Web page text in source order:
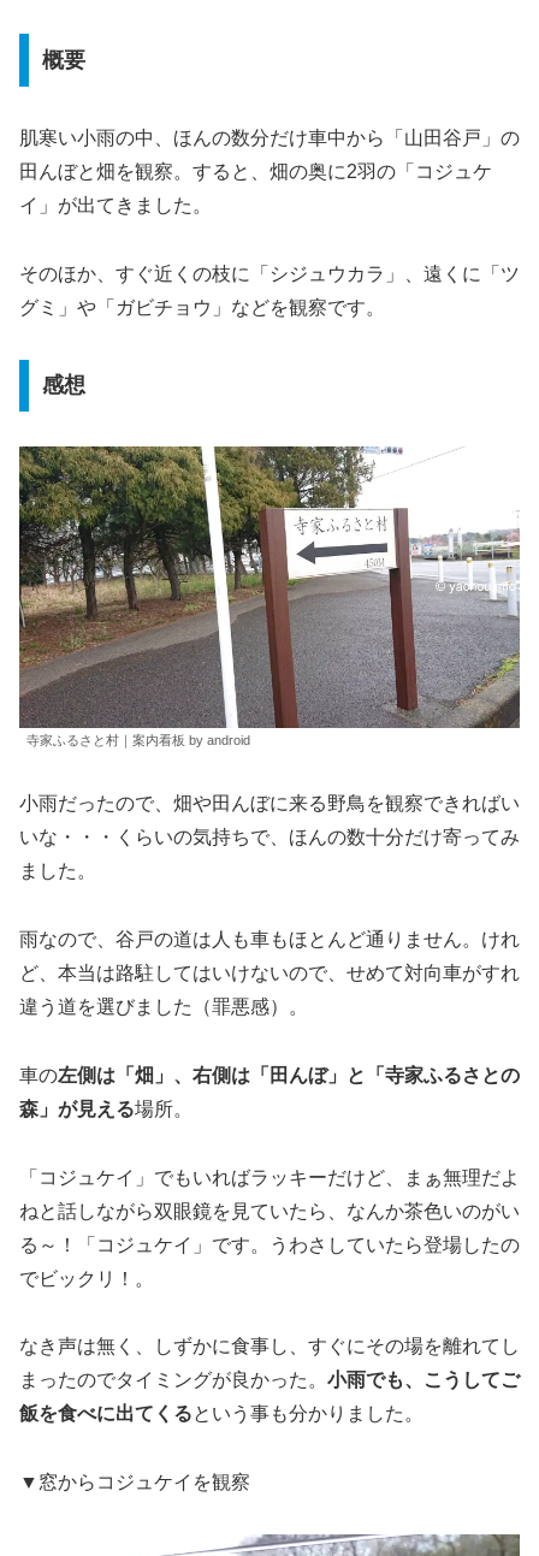
概要
肌寒い小雨の中、ほんの数分だけ車中から「山田谷戸」の
田んぼと畑を観察。すると、畑の奥に2羽の「コジュケ
イ」が出てきました。
そのほか、すぐ近くの枝に「シジュウカラ」、遠くに「ツ
グミ」や「ガビチョウ」などを観察です。
感想
寺家ふるさと村｜案内看板 by android
小雨だったので、畑や田んぼに来る野鳥を観察できればい
いな・・・くらいの気持ちで、ほんの数十分だけ寄ってみ
ました。
雨なので、谷戸の道は人も車もほとんど通りません。けれ
ど、本当は路駐してはいけないので、せめて対向車がすれ
違う道を選びました（罪悪感）。
車の左側は「畑」、右側は「田んぼ」と「寺家ふるさとの
森」が見える場所。
「コジュケイ」でもいればラッキーだけど、まぁ無理だよ
ねと話しながら双眼鏡を見ていたら、なんか茶色いのがい
る～！「コジュケイ」です。うわさしていたら登場したの
でビックリ！。
なき声は無く、しずかに食事し、すぐにその場を離れてし
まったのでタイミングが良かった。 小雨でも、こうしてご
飯を食べに出てくるという事も分かりました。
▼窓からコジュケイを観察